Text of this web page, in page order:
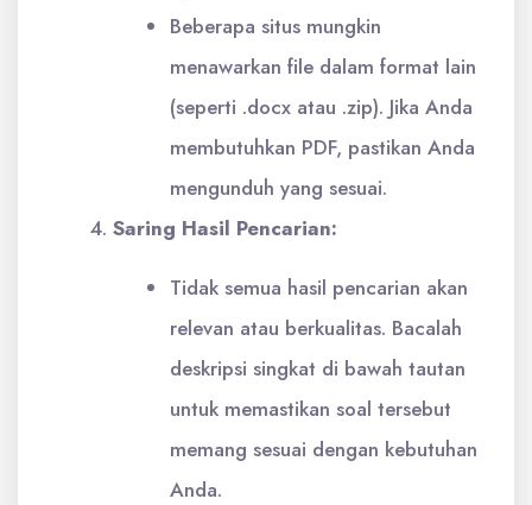
Beberapa situs mungkin
menawarkan file dalam format lain
(seperti .docx atau .zip). Jika Anda
membutuhkan PDF, pastikan Anda
mengunduh yang sesuai.
Saring Hasil Pencarian:
Tidak semua hasil pencarian akan
relevan atau berkualitas. Bacalah
deskripsi singkat di bawah tautan
untuk memastikan soal tersebut
memang sesuai dengan kebutuhan
Anda.